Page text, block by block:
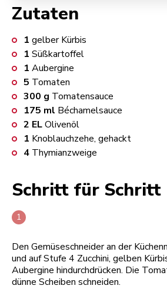
Zutaten
1 gelber Kürbis
1 Süßkartoffel
1 Aubergine
5 Tomaten
300 g Tomatensauce
175 ml Béchamelsauce
2 ELOlivenöl
1 Knoblauchzehe, gehackt
4 Thymianzweige
Schritt für Schritt
Den Gemüseschneider an der
und auf Stufe 4 Zucchini, gelben
Aubergine hindurchdrücken. Die
dünne Scheiben schneiden.